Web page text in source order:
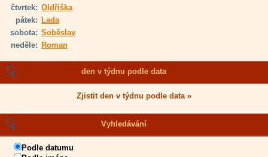
čtvrtek: Oldřiška
pátek: Lada
sobota: Soběslav
neděle: Roman
den v týdnu podle data
Zjistit den v týdnu podle data »
Vyhledávání
Podle datumu